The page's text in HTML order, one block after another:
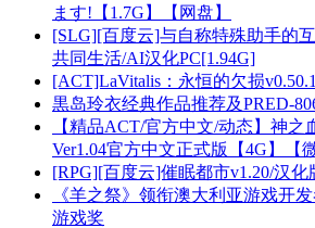
ます!【1.7G】【网盘】
[SLG][百度云]与自称特殊助手的
共同生活/AI汉化PC[1.94G]
[ACT]LaVitalis：永恒的欠损
黒岛玲衣经典作品推荐及PRED-
【精品ACT/官方中文/动态】神之
Ver1.04官方中文正式版【4G】【
[RPG][百度云]催眠都市v1.20/汉化
《羊之祭》领衔澳大利亚游戏开
游戏奖